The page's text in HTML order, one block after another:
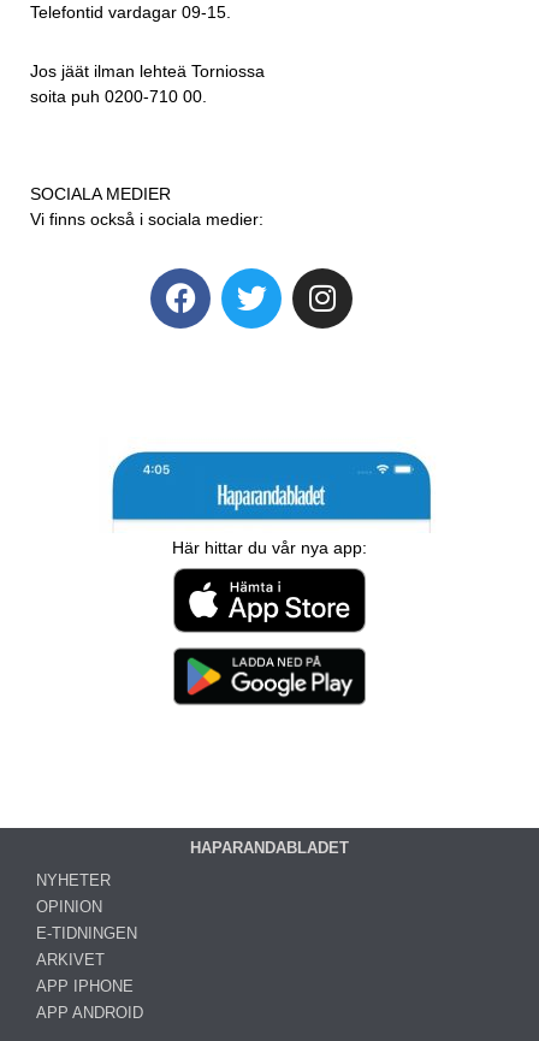
Telefontid vardagar 09-15.
Jos jäät ilman lehteä Torniossa
soita puh 0200-710 00.
SOCIALA MEDIER
Vi finns också i sociala medier:
Här hittar du vår nya app:
HAPARANDABLADET
NYHETER
OPINION
E-TIDNINGEN
ARKIVET
APP IPHONE
APP ANDROID